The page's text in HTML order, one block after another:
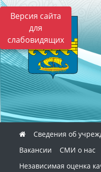
Версия сайта
для
слабовидящих
Сведения об
Вакансии
СМИ о нас
Независимая оценка